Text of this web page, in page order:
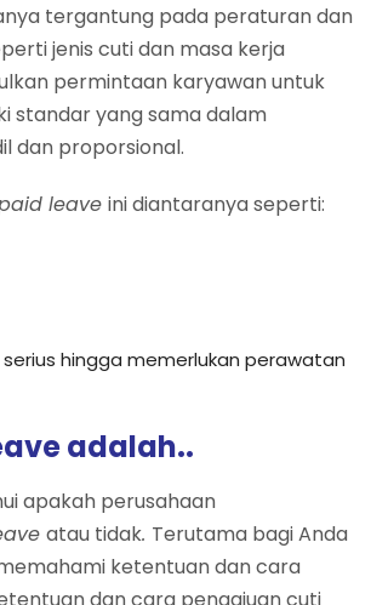
tergantung pada peraturan dan
jenis cuti dan masa kerja
permintaan karyawan untuk
standar yang sama dalam
dan proporsional.
leave ini diantaranya seperti:
hingga memerlukan perawatan
adalah..
apakah perusahaan
atau tidak. Terutama bagi Anda
ketentuan dan cara
dan cara pengajuan cuti